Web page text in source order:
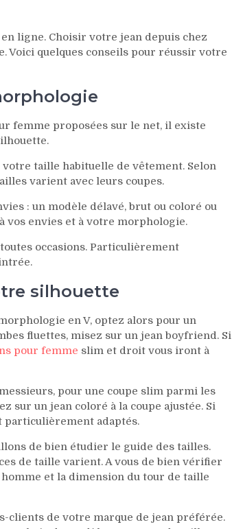
ligne. Choisir votre jean depuis chez
Voici quelques conseils pour réussir votre
femme proposées sur le net, il existe
votre taille habituelle de vêtement. Selon
varient avec leurs coupes.
: un modèle délavé, brut ou coloré ou
vos envies et à votre morphologie.
occasions. Particulièrement
silhouette
en V, optez alors pour un
fluettes, misez sur un jean boyfriend. Si
pour femme slim et droit vous iront à
pour une coupe slim parmi les
sur un jean coloré à la coupe ajustée. Si
particulièrement adaptés.
de bien étudier le guide des tailles.
de taille varient. A vous de bien vérifier
et la dimension du tour de taille
clients de votre marque de jean préférée.